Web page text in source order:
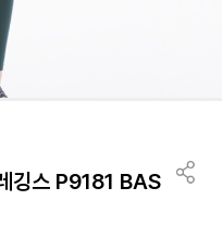
깅스 P9181 BAS